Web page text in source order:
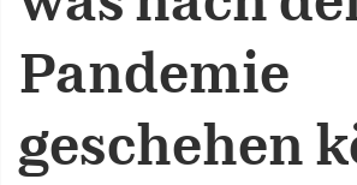
Pandemie
geschehen